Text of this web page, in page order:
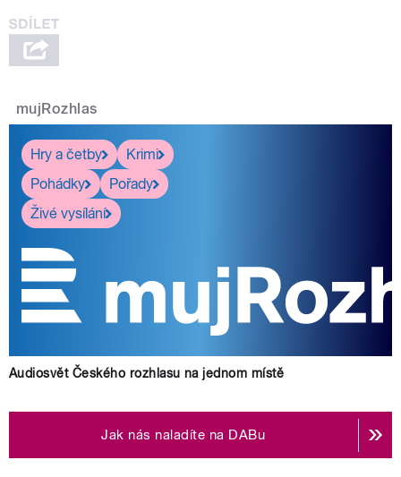
mujRozhlas
Hry a četby
Krimi
Pohádky
Pořady
Živé vysílání
Audiosvět Českého rozhlasu na jednom místě
Jak nás naladíte na DABu